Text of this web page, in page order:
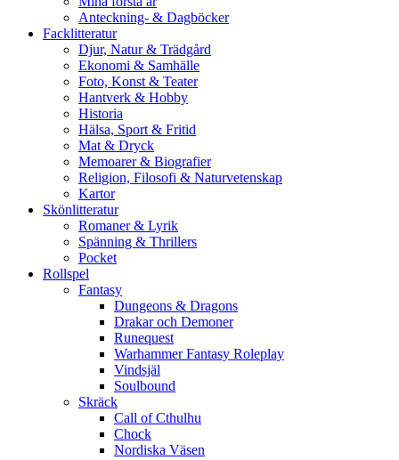
Anteckning- & Dagböcker
Facklitteratur
Djur, Natur & Trädgård
Ekonomi & Samhälle
Foto, Konst & Teater
Hantverk & Hobby
Historia
Hälsa, Sport & Fritid
Mat & Dryck
Memoarer & Biografier
Religion, Filosofi & Naturvetenskap
Kartor
Skönlitteratur
Romaner & Lyrik
Spänning & Thrillers
Pocket
Rollspel
Fantasy
Dungeons & Dragons
Drakar och Demoner
Runequest
Warhammer Fantasy Roleplay
Vindsjäl
Soulbound
Skräck
Call of Cthulhu
Chock
Nordiska Väsen